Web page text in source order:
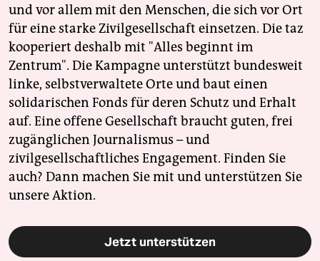
und vor allem mit den Menschen, die sich vor Ort
für eine starke Zivilgesellschaft einsetzen. Die taz
kooperiert deshalb mit "Alles beginnt im
Zentrum". Die Kampagne unterstützt bundesweit
linke, selbstverwaltete Orte und baut einen
solidarischen Fonds für deren Schutz und Erhalt
auf. Eine offene Gesellschaft braucht guten, frei
zugänglichen Journalismus – und
zivilgesellschaftliches Engagement. Finden Sie
auch? Dann machen Sie mit und unterstützen Sie
unsere Aktion.
Jetzt unterstützen